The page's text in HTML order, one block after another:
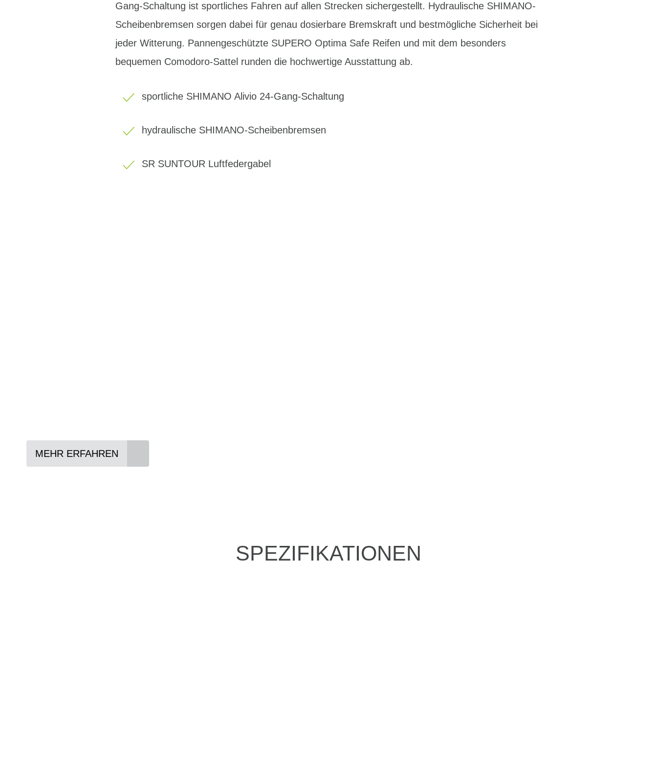
Gang-Schaltung ist sportliches Fahren auf allen Strecken sichergestellt. Hydraulische SHIMANO-
Scheibenbremsen sorgen dabei für genau dosierbare Bremskraft und bestmögliche Sicherheit bei
jeder Witterung. Pannengeschützte SUPERO Optima Safe Reifen und mit dem besonders
bequemen Comodoro-Sattel runden die hochwertige Ausstattung ab.
sportliche SHIMANO Alivio 24-Gang-Schaltung
hydraulische SHIMANO-Scheibenbremsen
SR SUNTOUR Luftfedergabel
MEHR ERFAHREN
SPEZIFIKATIONEN